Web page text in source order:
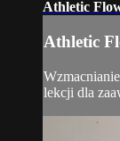
Athletic
Athletic
lekcji dla